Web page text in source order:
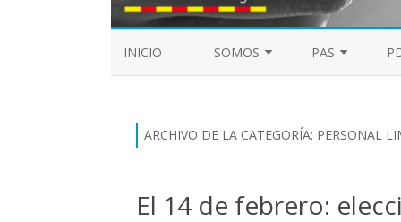
INICIO SOMOS PAS
MESA DE PAS
ARCHIVO DE LA CATEGORÍA: PERSONAL
El 14 de febrero: